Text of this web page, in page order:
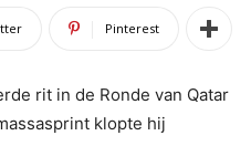
Pinterest
rit in de Ronde van Qatar
klopte hij